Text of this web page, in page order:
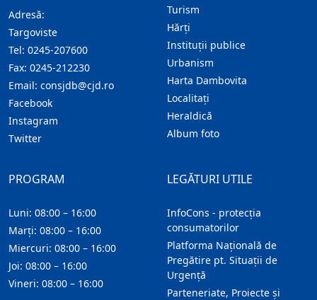
Adresă:
Targoviste
Tel: 0245-207600
Fax: 0245-212230
Email: consjdb@cjd.ro
Facebook
Instagram
Twitter
Turism
Hărţi
Instituţii publice
Urbanism
Harta Dambovita
Localitaţi
Heraldică
Album foto
LEGĂTURI UTILE
InfoCons - protecția
consumatorilor
Platforma Națională de
Pregătire pt. Situații de
Urgență
Parteneriate, Proiecte și
PROGRAM
Luni: 08:00 – 16:00
Marți: 08:00 – 16:00
Miercuri: 08:00 – 16:00
Joi: 08:00 – 16:00
Vineri: 08:00 – 16:00